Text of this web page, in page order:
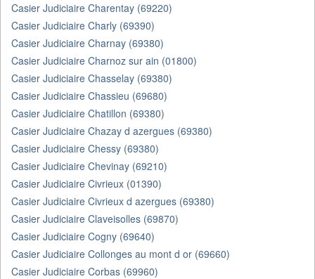
Casier Judiciaire Charentay (69220)
Casier Judiciaire Charly (69390)
Casier Judiciaire Charnay (69380)
Casier Judiciaire Charnoz sur ain (01800)
Casier Judiciaire Chasselay (69380)
Casier Judiciaire Chassieu (69680)
Casier Judiciaire Chatillon (69380)
Casier Judiciaire Chazay d azergues (69380)
Casier Judiciaire Chessy (69380)
Casier Judiciaire Chevinay (69210)
Casier Judiciaire Civrieux (01390)
Casier Judiciaire Civrieux d azergues (69380)
Casier Judiciaire Claveisolles (69870)
Casier Judiciaire Cogny (69640)
Casier Judiciaire Collonges au mont d or (69660)
Casier Judiciaire Corbas (69960)